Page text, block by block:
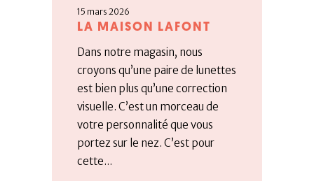
15 mars 2026
LA MAISON LAFONT
Dans notre magasin, nous
croyons qu’une paire de lunettes
est bien plus qu’une correction
visuelle. C’est un morceau de
votre personnalité que vous
portez sur le nez. C’est pour
cette...